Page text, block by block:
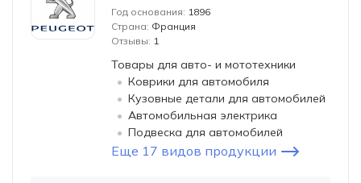
Год основания: 1896
Страна: Франция
Отзывы: 1
Товары для авто- и мототехники
Коврики для автомобиля
Кузовные детали для автомобилей
Автомобильная электрика
Подвеска для автомобилей
Еще 17 видов продукции